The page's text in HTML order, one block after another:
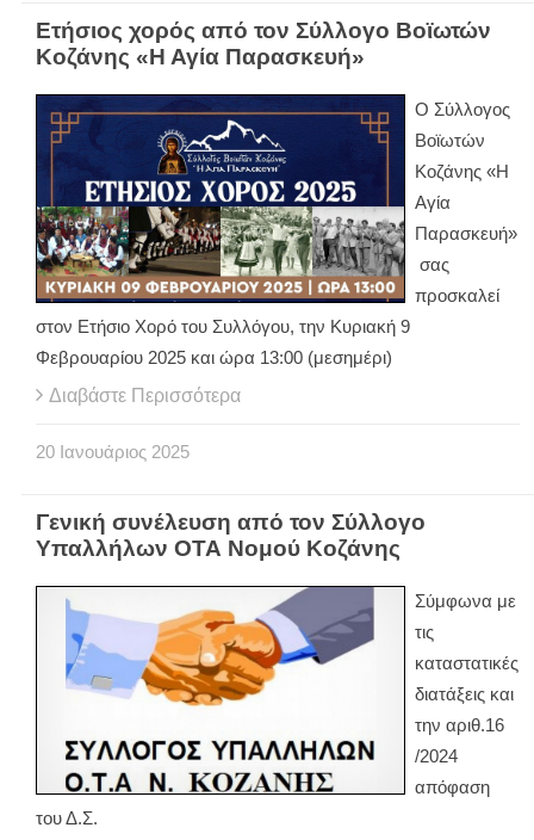
Ετήσιος χορός από τον Σύλλογο Βοϊωτών
Κοζάνης «Η Αγία Παρασκευή»
Ο Σύλλογος
Βοϊωτών
Κοζάνης «Η
Αγία
Παρασκευή»
σας
προσκαλεί
στον Ετήσιο Χορό του Συλλόγου, την Κυριακή 9
Φεβρουαρίου 2025 και ώρα 13:00 (μεσημέρι)
Διαβάστε Περισσότερα
20 Ιανουάριος 2025
Γενική συνέλευση από τον Σύλλογο
Υπαλλήλων ΟΤΑ Νομού Κοζάνης
Σύμφωνα με
τις
καταστατικές
διατάξεις και
την αριθ.16
/2024
απόφαση
του Δ.Σ.